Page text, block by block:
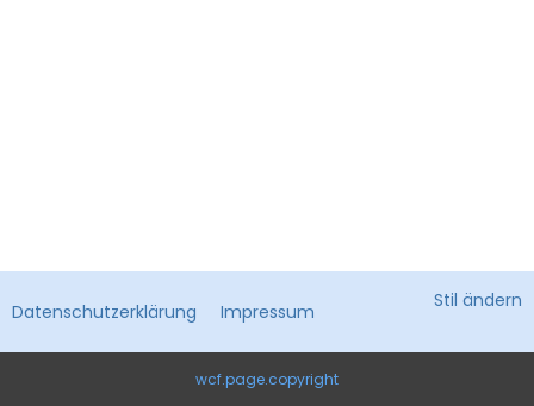
Stil ändern
Datenschutzerklärung Impressum
wcf.page.copyright